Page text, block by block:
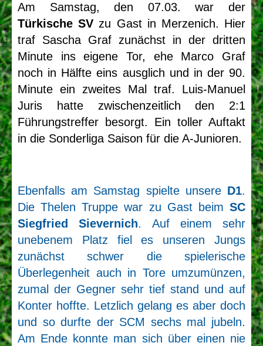
Am Samstag, den 07.03. war der
Türkische SV zu Gast in Merzenich. Hier
traf Sascha Graf zunächst in der dritten
Minute ins eigene Tor, ehe Marco Graf
noch in Hälfte eins ausglich und in der 90.
Minute ein zweites Mal traf. Luis-Manuel
Juris hatte zwischenzeitlich den 2:1
Führungstreffer besorgt. Ein toller Auftakt
in die Sonderliga Saison für die A-Junioren.
Ebenfalls am Samstag spielte unsere D1.
Die Thelen Truppe war zu Gast beim SC
SiegfriedSievernich. Auf einem sehr
unebenem Platz fiel es unseren Jungs
zunächst schwer die spielerische
Überlegenheit auch in Tore umzumünzen,
zumal der Gegner sehr tief stand und auf
Konter hoffte. Letzlich gelang es aber doch
und so durfte der SCM sechs mal jubeln.
Am Ende konnte man sich über einen nie